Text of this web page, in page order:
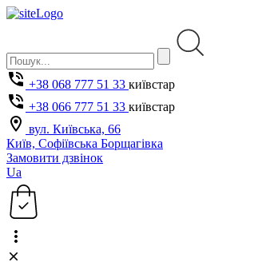
+38 068 777 51 33 київстар
+38 066 777 51 33 київстар
вул. Київська, 66
Київ, Софіївська Борщагівка
Замовити дзвінок
Ua